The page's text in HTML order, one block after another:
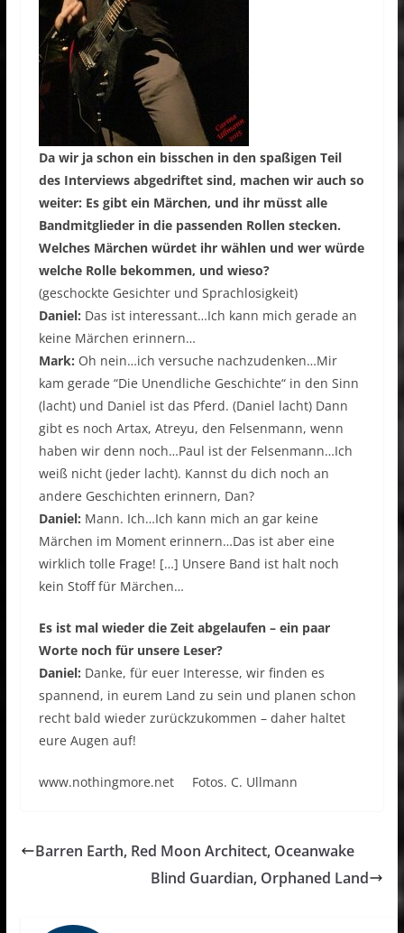
Da wir ja schon ein bisschen in den spaßigen Teil
des Interviews abgedriftet sind, machen wir auch so
weiter: Es gibt ein Märchen, und ihr müsst alle
Bandmitglieder in die passenden Rollen stecken.
Welches Märchen würdet ihr wählen und wer würde
welche Rolle bekommen, und wieso?
(geschockte Gesichter und Sprachlosigkeit)
Daniel: Das ist interessant…Ich kann mich gerade an
keine Märchen erinnern…
Mark: Oh nein…ich versuche nachzudenken…Mir
kam gerade “Die Unendliche Geschichte“ in den Sinn
(lacht) und Daniel ist das Pferd. (Daniel lacht) Dann
gibt es noch Artax, Atreyu, den Felsenmann, wenn
haben wir denn noch…Paul ist der Felsenmann…Ich
weiß nicht (jeder lacht). Kannst du dich noch an
andere Geschichten erinnern, Dan?
Daniel: Mann. Ich…Ich kann mich an gar keine
Märchen im Moment erinnern…Das ist aber eine
wirklich tolle Frage! […] Unsere Band ist halt noch
kein Stoff für Märchen…
Es ist mal wieder die Zeit abgelaufen – ein paar
Worte noch für unsere Leser?
Daniel: Danke, für euer Interesse, wir finden es
spannend, in eurem Land zu sein und planen schon
recht bald wieder zurückzukommen – daher haltet
eure Augen auf!
www.nothingmore.net Fotos. C. Ullmann
Barren Earth, Red Moon Architect, Oceanwake
Blind Guardian, Orphaned Land